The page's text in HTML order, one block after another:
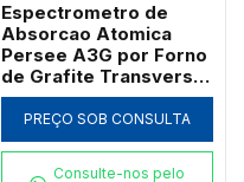
Espectrometro de
Absorcao Atomica
Persee A3G por Forno
de Grafite Transversal
com Correcao D2 e SR
PREÇO SOB CONSULTA
Consulte-nos pelo